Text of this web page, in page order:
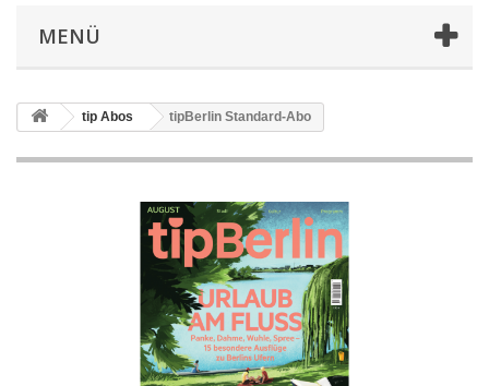
MENÜ
tip Abos tipBerlin Standard-Abo